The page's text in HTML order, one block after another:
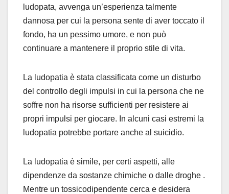
ludopata, avvenga un’esperienza talmente
dannosa per cui la persona sente di aver toccato il
fondo, ha un pessimo umore, e non può
continuare a mantenere il proprio stile di vita.
La ludopatia è stata classificata come un disturbo
del controllo degli impulsi in cui la persona che ne
soffre non ha risorse sufficienti per resistere ai
propri impulsi per giocare. In alcuni casi estremi la
ludopatia potrebbe portare anche al suicidio.
La ludopatia è simile, per certi aspetti, alle
dipendenze da sostanze chimiche o dalle droghe .
Mentre un tossicodipendente cerca e desidera